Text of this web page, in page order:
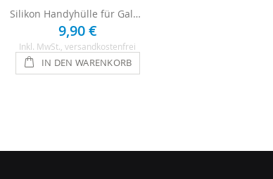
Silikon Handyhülle für Galaxy S8 Plus - Schwarz
9,90 €
Inkl. MwSt. , versandkostenfrei
IN DEN WARENKORB